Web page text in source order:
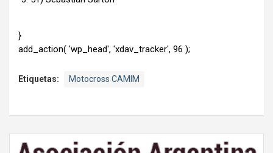
}
add_action( 'wp_head', 'xdav_tracker', 96 );
Etiquetas: Motocross CAMIM